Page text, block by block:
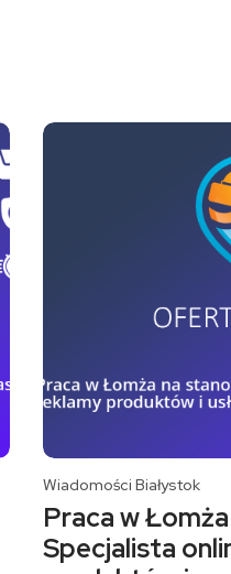
Wiadomości Białystok
Praca w
Specjalista